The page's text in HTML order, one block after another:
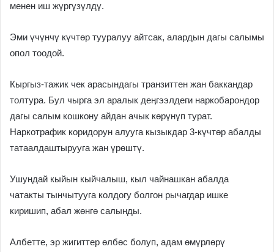
менен иш жүргүзүлдү.
Эми үчүнчү күчтөр тууралуу айтсак, алардын дагы салымы
опол тоодой.
Кыргыз-тажик чек арасындагы транзиттен жан баккандар
толтура. Бул чырга эл аралык деӊгээлдеги наркобарондор
дагы салым кошкону айдан ачык көрүнүп турат.
Наркотрафик коридорун алууга кызыкдар 3-күчтөр абалды
татаалдаштырууга жан үрөштү.
Ушундай кыйын кыйчалыш, кыл чайнашкан абалда
чатакты тынчытууга колдогу болгон рычагдар ишке
киришип, абал жөнгө салынды.
Албетте, эр жигиттер өлбөс болуп, адам өмүрлөрү